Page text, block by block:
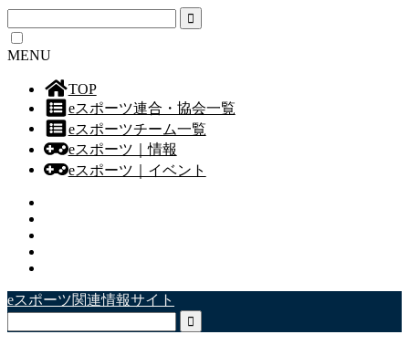
MENU
TOP
eスポーツ連合・協会一覧
eスポーツチーム一覧
eスポーツ｜情報
eスポーツ｜イベント
eスポーツ関連情報サイト